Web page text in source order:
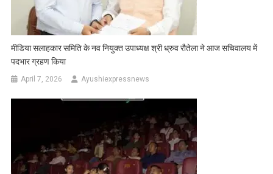
मीडिया सलाहकार समिति के नव नियुक्त उपाध्यक्ष श्री ध्रुव रौतेला ने आज सचिवालय में
पदभार ग्रहण किया
April 7, 2026 Ayushiexpressnews